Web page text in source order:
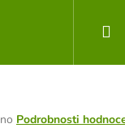
Obchodní
Podrobnosti